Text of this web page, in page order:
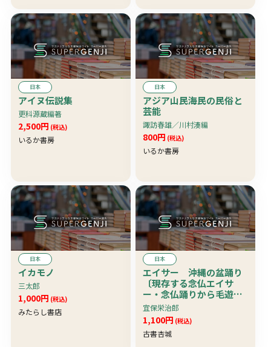
日本
アイヌ伝説集
更科源蔵編著
2,500円 (税込)
いるか書房
日本
アジア山民海民の民俗と
芸能
諏訪春雄／川村湊編
800円 (税込)
いるか書房
日本
イカモノ
三太郎
1,000円 (税込)
みたらし書店
日本
エイサー 沖縄の盆踊り
〔現存する念仏エイサ
ー・念仏踊りから毛遊び
エイサーへ他〕
宜保栄治郎
1,100円 (税込)
古書杏城